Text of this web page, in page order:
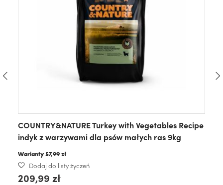
COUNTRY&NATURE Turkey with Vegetables Recipe
indyk z warzywami dla psów małych ras 9kg
Warianty57,99 zł
Dodaj do listy życzeń
209,99 zł